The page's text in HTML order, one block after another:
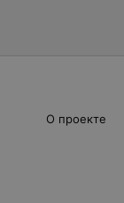
О проекте